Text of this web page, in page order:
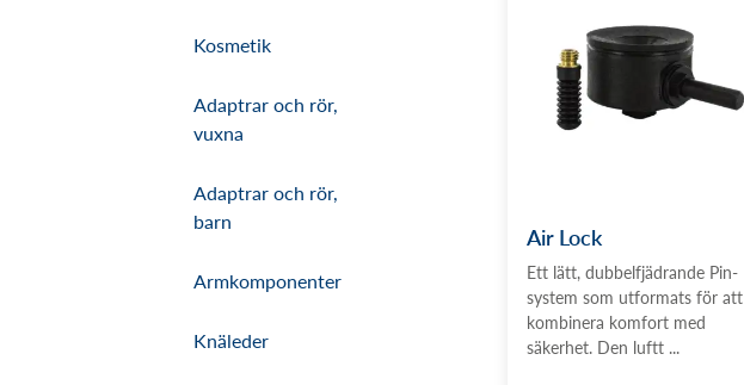
Kosmetik
Adaptrar och rör,
vuxna
Adaptrar och rör,
barn
Armkomponenter
Knäleder
Air Lock
Ett lätt, dubbelfjädrande Pin-
system som utformats för att
kombinera komfort med
säkerhet. Den luftt ...